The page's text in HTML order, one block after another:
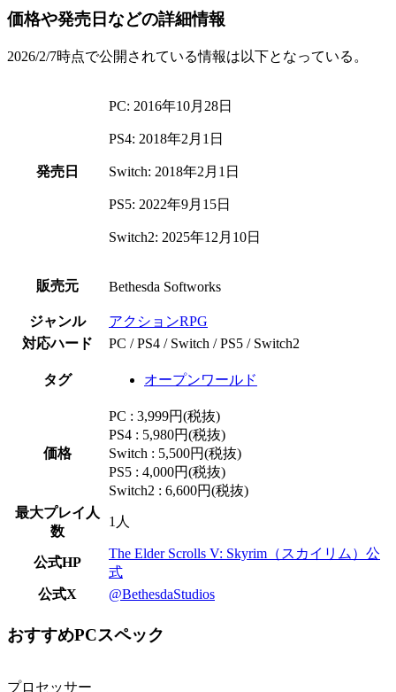
価格や発売日などの詳細情報
2026/2/7時点で公開されている情報は以下となっている。
発売日
PC: 2016年10月28日
PS4: 2018年2月1日
Switch: 2018年2月1日
PS5: 2022年9月15日
Switch2: 2025年12月10日
販売元 Bethesda Softworks
ジャンル
アクションRPG
対応ハード
PC / PS4 / Switch / PS5 / Switch2
タグ オープンワールド
価格
PC : 3,999円(税抜)
PS4 : 5,980円(税抜)
Switch : 5,500円(税抜)
PS5 : 4,000円(税抜)
Switch2 : 6,600円(税抜)
最大プレイ人
数
1人
公式HP
The Elder Scrolls V: Skyrim（スカイリム）公
式
公式X
@BethesdaStudios
おすすめPCスペック
プロセッサー